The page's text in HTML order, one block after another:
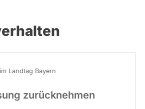
Landtag Bayern
zurücknehmen